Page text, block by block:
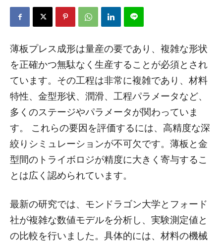
薄板プレス成形は量産の要であり、複雑な形状
を正確かつ無駄なく生産することが必須とされ
ています。その工程は非常に複雑であり、材料
特性、金型形状、潤滑、工程パラメータなど、
多くのステージやパラメータが関わっていま
す。 これらの要因を評価するには、高精度な深
絞りシミュレーションが不可欠です。薄板と金
型間のトライボロジが精度に大きく寄与するこ
とは広く認められています。
最新の研究では、モンドラゴン大学とフォード
社が複雑な数値モデルを分析し、実験測定値と
の比較を行いました。具体的には、材料の機械